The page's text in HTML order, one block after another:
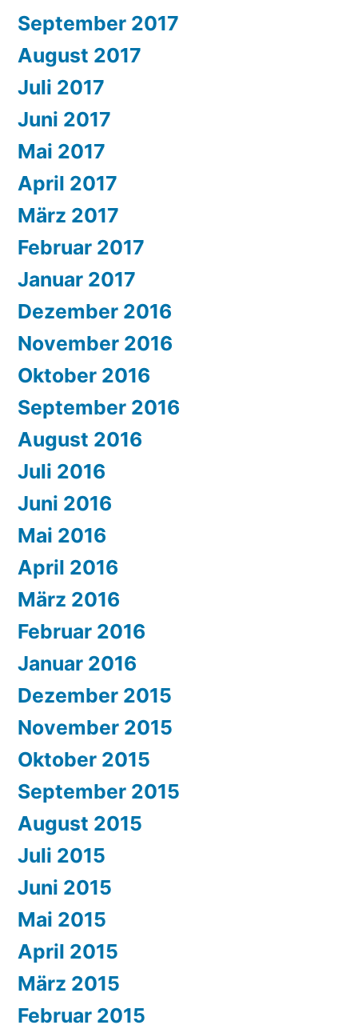
September 2017
August 2017
Juli 2017
Juni 2017
Mai 2017
April 2017
März 2017
Februar 2017
Januar 2017
Dezember 2016
November 2016
Oktober 2016
September 2016
August 2016
Juli 2016
Juni 2016
Mai 2016
April 2016
März 2016
Februar 2016
Januar 2016
Dezember 2015
November 2015
Oktober 2015
September 2015
August 2015
Juli 2015
Juni 2015
Mai 2015
April 2015
März 2015
Februar 2015